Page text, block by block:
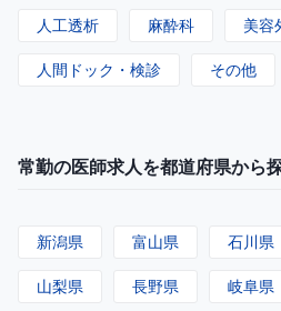
人工透析 麻酔科 美容
人間ドック・検診 その他
常勤の医師求人を都道府県から
新潟県 富山県 石川県
山梨県 長野県 岐阜県